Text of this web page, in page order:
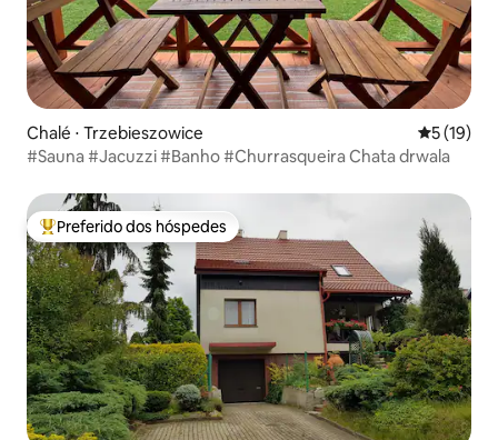
Chalé ⋅ Trzebieszowice 5 de uma
5 (19)
#Sauna #Jacuzzi #Banho #Churrasqueira Chata drwala
Entre os melhores preferidos dos hóspedes
Preferido dos hóspedes